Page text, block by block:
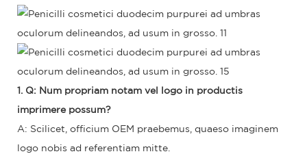
1. Q: Num propriam notam vel logo in productis
imprimere possum?
A: Scilicet, officium OEM praebemus, quaeso imaginem
logo nobis ad referentiam mitte.